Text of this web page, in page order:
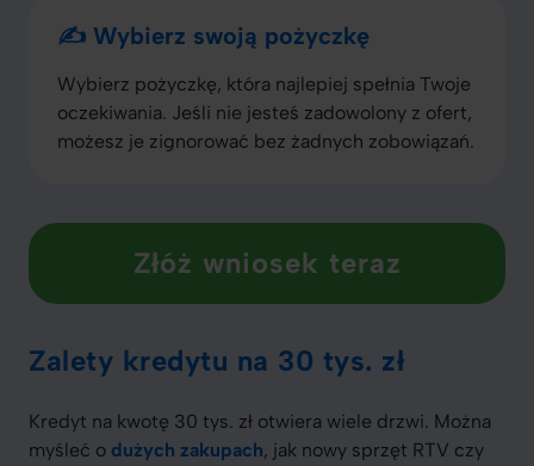
✍️ Wybierz swoją pożyczkę
Wybierz pożyczkę, która najlepiej spełnia Twoje
oczekiwania. Jeśli nie jesteś zadowolony z ofert,
możesz je zignorować bez żadnych zobowiązań.
Złóż wniosek teraz
Zalety kredytu na 30 tys. zł
Kredyt na kwotę 30 tys. zł otwiera wiele drzwi. Można
myśleć o dużych zakupach, jak nowy sprzęt RTV czy